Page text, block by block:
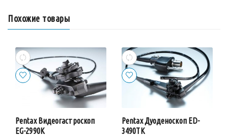
Похожие товары
Pentax Видеогастроскоп
EG-2990K
Pentax Дуоденоскоп ED-
3490TK